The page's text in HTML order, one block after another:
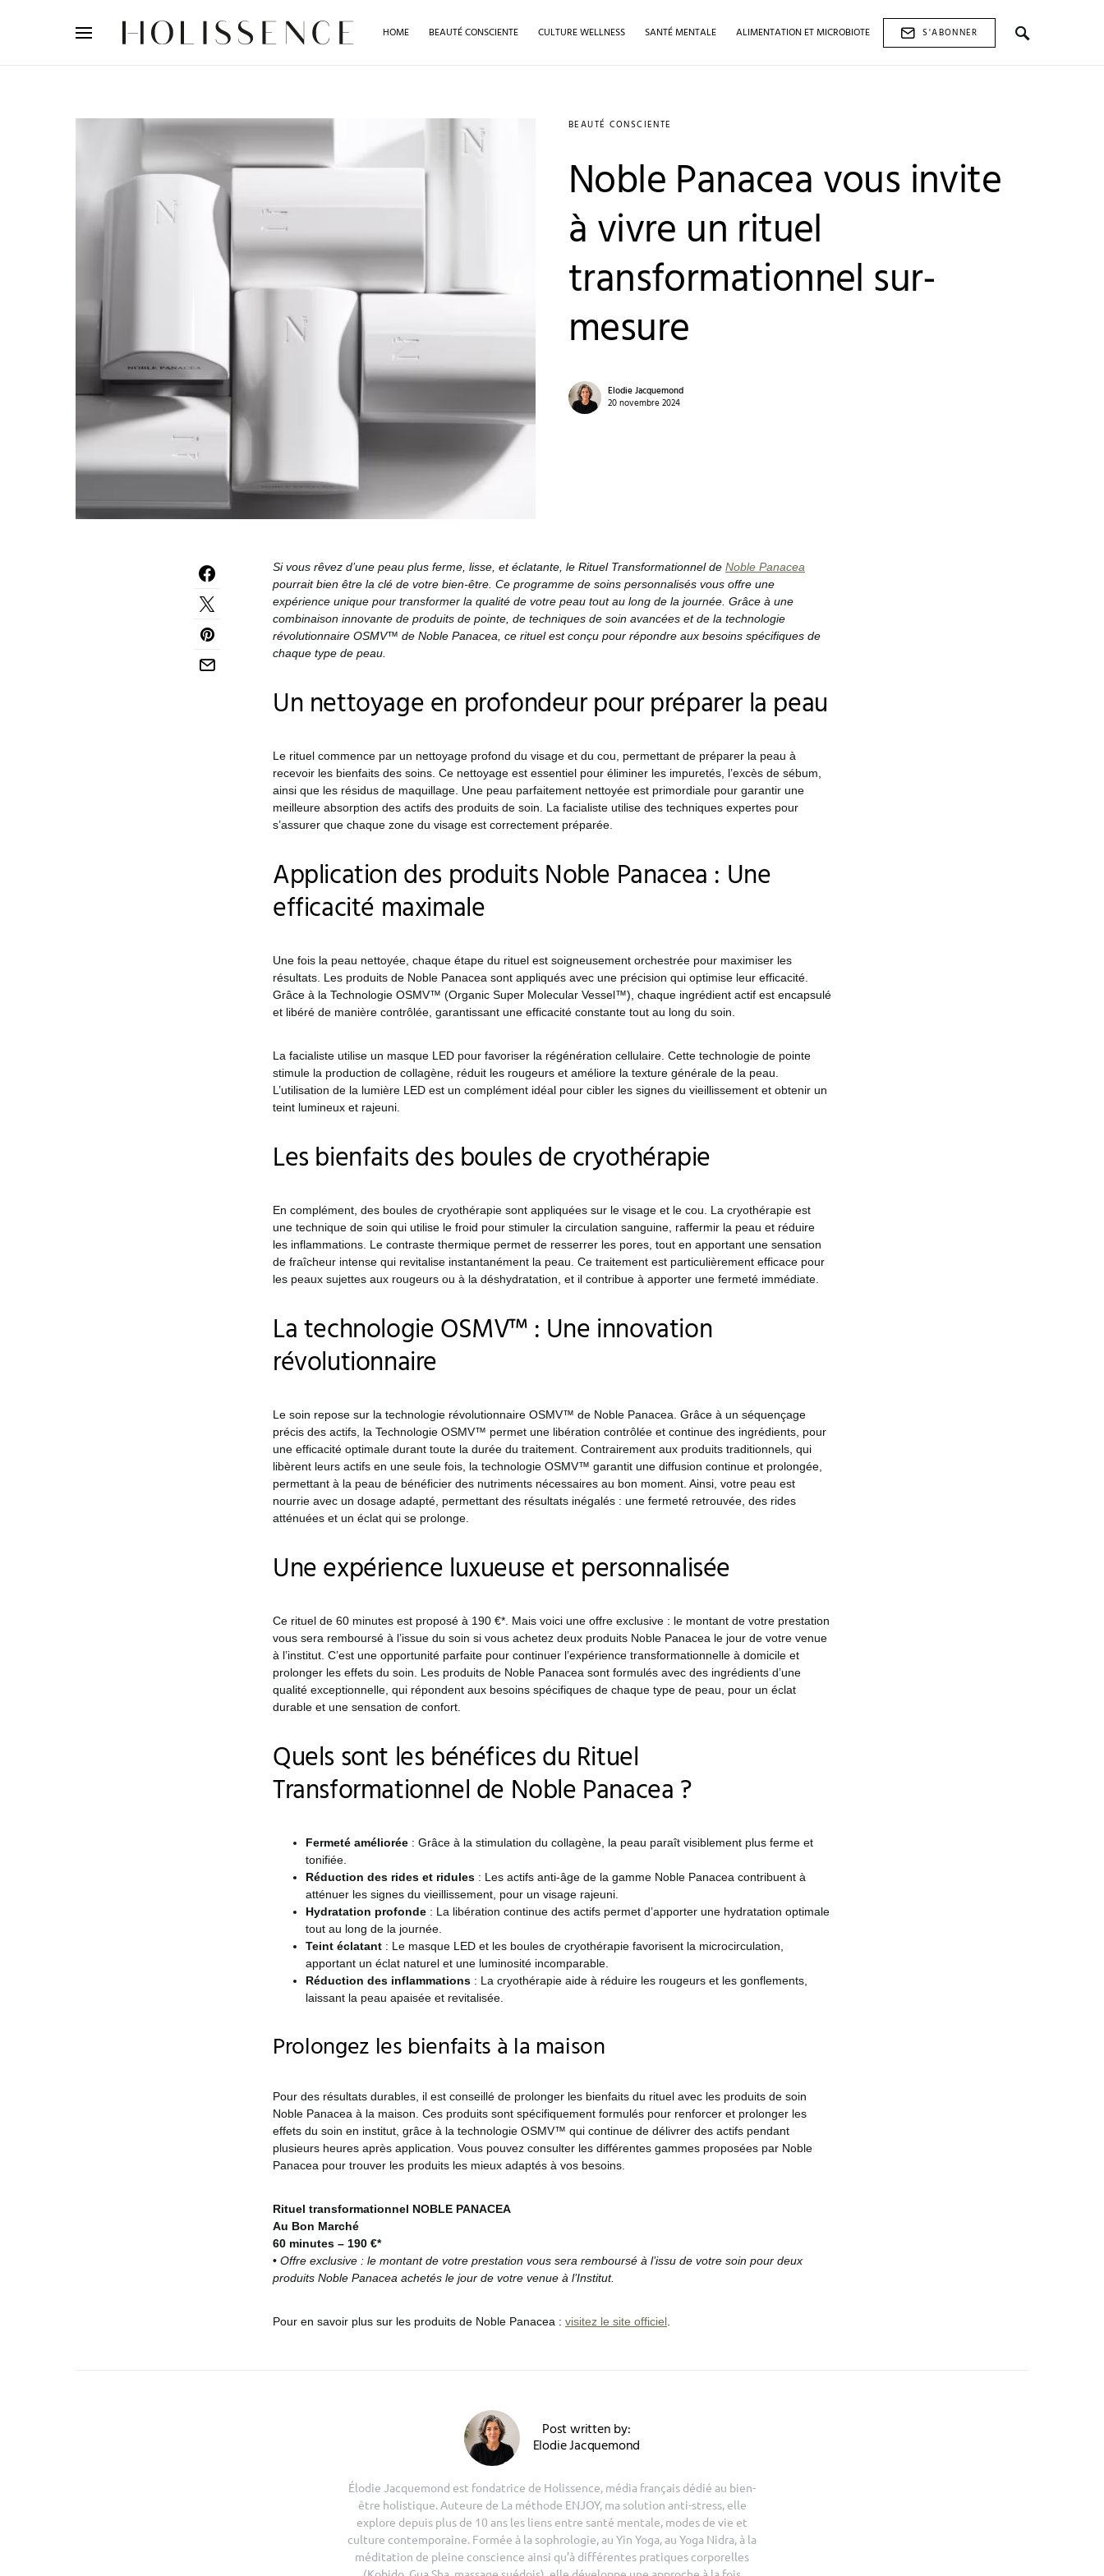
HOME BEAUTÉ CONSCIENTE CULTURE WELLNESS SANTÉ MENTALE ALIMENTATION ET MICROBIOTE
S'ABONNER
BEAUTÉ CONSCIENTE
Noble Panacea vous invite
à vivre un rituel
transformationnel sur-
mesure
Elodie Jacquemond
20 novembre 2024
Si vous rêvez d’une peau plus ferme, lisse, et éclatante, le Rituel Transformationnel de Noble Panacea
pourrait bien être la clé de votre bien-être. Ce programme de soins personnalisés vous offre une
expérience unique pour transformer la qualité de votre peau tout au long de la journée. Grâce à une
combinaison innovante de produits de pointe, de techniques de soin avancées et de la technologie
révolutionnaire OSMV™ de Noble Panacea, ce rituel est conçu pour répondre aux besoins spécifiques de
chaque type de peau.
Un nettoyage en profondeur pour préparer la peau
Le rituel commence par un nettoyage profond du visage et du cou, permettant de préparer la peau à
recevoir les bienfaits des soins. Ce nettoyage est essentiel pour éliminer les impuretés, l’excès de sébum,
ainsi que les résidus de maquillage. Une peau parfaitement nettoyée est primordiale pour garantir une
meilleure absorption des actifs des produits de soin. La facialiste utilise des techniques expertes pour
s’assurer que chaque zone du visage est correctement préparée.
Application des produits Noble Panacea : Une
efficacité maximale
Une fois la peau nettoyée, chaque étape du rituel est soigneusement orchestrée pour maximiser les
résultats. Les produits de Noble Panacea sont appliqués avec une précision qui optimise leur efficacité.
Grâce à la Technologie OSMV™ (Organic Super Molecular Vessel™), chaque ingrédient actif est encapsulé
et libéré de manière contrôlée, garantissant une efficacité constante tout au long du soin.
La facialiste utilise un masque LED pour favoriser la régénération cellulaire. Cette technologie de pointe
stimule la production de collagène, réduit les rougeurs et améliore la texture générale de la peau.
L’utilisation de la lumière LED est un complément idéal pour cibler les signes du vieillissement et obtenir un
teint lumineux et rajeuni.
Les bienfaits des boules de cryothérapie
En complément, des boules de cryothérapie sont appliquées sur le visage et le cou. La cryothérapie est
une technique de soin qui utilise le froid pour stimuler la circulation sanguine, raffermir la peau et réduire
les inflammations. Le contraste thermique permet de resserrer les pores, tout en apportant une sensation
de fraîcheur intense qui revitalise instantanément la peau. Ce traitement est particulièrement efficace pour
les peaux sujettes aux rougeurs ou à la déshydratation, et il contribue à apporter une fermeté immédiate.
La technologie OSMV™ : Une innovation
révolutionnaire
Le soin repose sur la technologie révolutionnaire OSMV™ de Noble Panacea. Grâce à un séquençage
précis des actifs, la Technologie OSMV™ permet une libération contrôlée et continue des ingrédients, pour
une efficacité optimale durant toute la durée du traitement. Contrairement aux produits traditionnels, qui
libèrent leurs actifs en une seule fois, la technologie OSMV™ garantit une diffusion continue et prolongée,
permettant à la peau de bénéficier des nutriments nécessaires au bon moment. Ainsi, votre peau est
nourrie avec un dosage adapté, permettant des résultats inégalés : une fermeté retrouvée, des rides
atténuées et un éclat qui se prolonge.
Une expérience luxueuse et personnalisée
Ce rituel de 60 minutes est proposé à 190 €*. Mais voici une offre exclusive : le montant de votre prestation
vous sera remboursé à l’issue du soin si vous achetez deux produits Noble Panacea le jour de votre venue
à l’institut. C’est une opportunité parfaite pour continuer l’expérience transformationnelle à domicile et
prolonger les effets du soin. Les produits de Noble Panacea sont formulés avec des ingrédients d’une
qualité exceptionnelle, qui répondent aux besoins spécifiques de chaque type de peau, pour un éclat
durable et une sensation de confort.
Quels sont les bénéfices du Rituel
Transformationnel de Noble Panacea ?
Fermeté améliorée : Grâce à la stimulation du collagène, la peau paraît visiblement plus ferme et
tonifiée.
Réduction des rides et ridules : Les actifs anti-âge de la gamme Noble Panacea contribuent à
atténuer les signes du vieillissement, pour un visage rajeuni.
Hydratation profonde : La libération continue des actifs permet d’apporter une hydratation optimale
tout au long de la journée.
Teint éclatant : Le masque LED et les boules de cryothérapie favorisent la microcirculation,
apportant un éclat naturel et une luminosité incomparable.
Réduction des inflammations : La cryothérapie aide à réduire les rougeurs et les gonflements,
laissant la peau apaisée et revitalisée.
Prolongez les bienfaits à la maison
Pour des résultats durables, il est conseillé de prolonger les bienfaits du rituel avec les produits de soin
Noble Panacea à la maison. Ces produits sont spécifiquement formulés pour renforcer et prolonger les
effets du soin en institut, grâce à la technologie OSMV™ qui continue de délivrer des actifs pendant
plusieurs heures après application. Vous pouvez consulter les différentes gammes proposées par Noble
Panacea pour trouver les produits les mieux adaptés à vos besoins.
Rituel transformationnel NOBLE PANACEA
Au Bon Marché
60 minutes – 190 €*
•⁠ ⁠Offre exclusive : le montant de votre prestation vous sera remboursé à l’issu de votre soin pour deux
produits Noble Panacea achetés le jour de votre venue à l’Institut.
Pour en savoir plus sur les produits de Noble Panacea : visitez le site officiel
Post written by:
Elodie Jacquemond
Élodie Jacquemond est fondatrice de Holissence, média français dédié au bien-
être holistique. Auteure de La méthode ENJOY, ma solution anti-stress, elle
explore depuis plus de 10 ans les liens entre santé mentale, modes de vie et
culture contemporaine. Formée à la sophrologie, au Yin Yoga, au Yoga Nidra, à la
méditation de pleine conscience ainsi qu’à différentes pratiques corporelles